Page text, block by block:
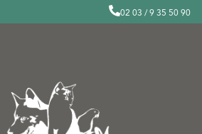
02 03 / 9 35 50 90